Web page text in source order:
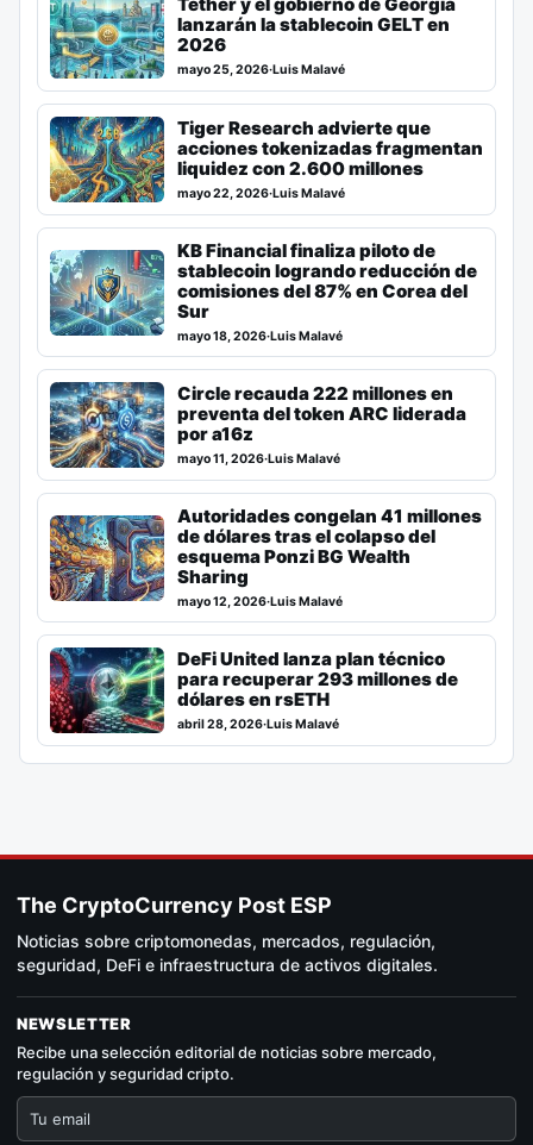
lanzarán la stablecoin GELT en
2026
mayo 25, 2026·Luis Malavé
Tiger Research advierte que
acciones tokenizadas fragmentan
liquidez con 2.600 millones
mayo 22, 2026·Luis Malavé
KB Financial finaliza piloto de
stablecoin logrando reducción de
comisiones del 87% en Corea del
Sur
mayo 18, 2026·Luis Malavé
Circle recauda 222 millones en
preventa del token ARC liderada
por a16z
mayo 11, 2026·Luis Malavé
Autoridades congelan 41 millones
de dólares tras el colapso del
esquema Ponzi BG Wealth
Sharing
mayo 12, 2026·Luis Malavé
DeFi United lanza plan técnico
para recuperar 293 millones de
dólares en rsETH
abril 28, 2026·Luis Malavé
The CryptoCurrency Post ESP
Noticias sobre criptomonedas, mercados, regulación,
seguridad, DeFi e infraestructura de activos digitales.
NEWSLETTER
Recibe una selección editorial de noticias sobre mercado,
regulación y seguridad cripto.